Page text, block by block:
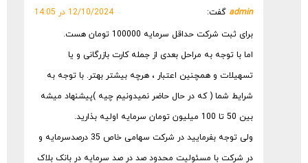
admin گفت: 12/10/2024 در 14:05
برای ثبت شرکت حداقل سرمایه 100000 تومان هست.
اما با توجه به مراحل بعدی از جمله کارت بازرگانی و یا
تسهیلات و همچنین اعتبار ، هرچه بیشتر بهتر. با توجه به
شرایط شما ( که در حال حاضر نمیدونیم چیه )پیشنهاد میشه
بین 50 تا 100 میلیون تومان سرمایه اولیه بذارید.
ولی توجه بفرمایید در شرکت سهامی خاص 35 درصدسرمایه و
در شرکت با مسئولیت محدود صد در صد سرمایه در بانک بلاک